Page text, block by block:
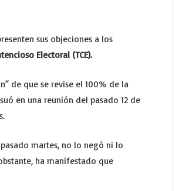
sus objeciones a los
Electoral (TCE).
de que se revise el 100% de la
en una reunión del pasado 12 de
martes, no lo negó ni lo
ha manifestado que